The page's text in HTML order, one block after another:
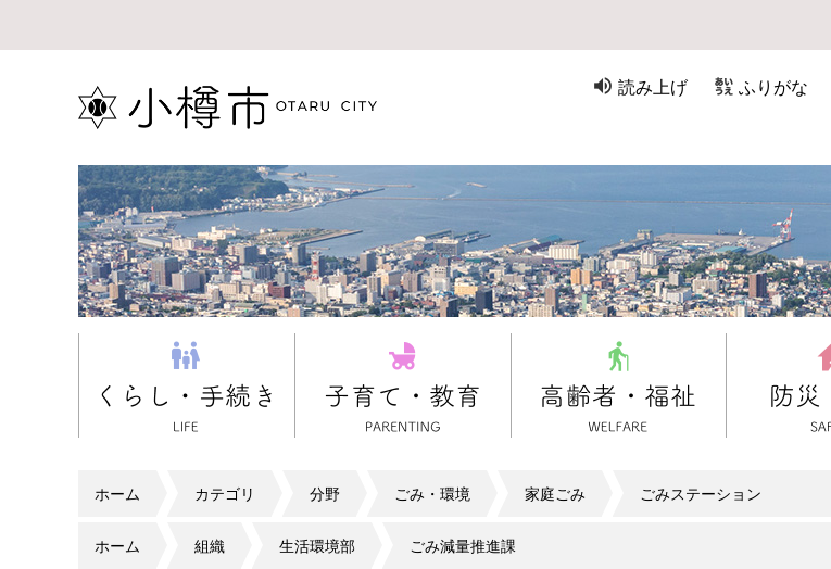
読み上げ ふりがな
ホーム カテゴリ 分野 ごみ・環境 家庭ごみ ごみステーション
ホーム 組織 生活環境部 ごみ減量推進課